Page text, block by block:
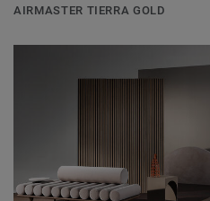
AIRMASTER TIERRA GOLD